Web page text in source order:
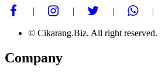
© Cikarang.Biz. All right reserved.
Company